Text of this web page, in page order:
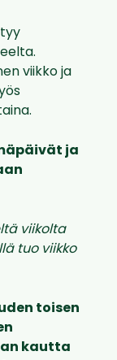
viikko ja
ja
viikolta
tuo viikko
toisen
kautta